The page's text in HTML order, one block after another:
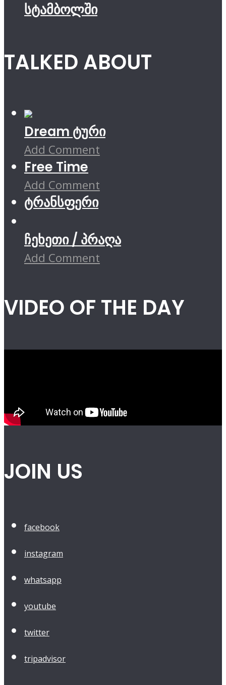
სტამბოლში
TALKED ABOUT
Dream ტური
Add Comment
Free Time
Add Comment
ტრანსფერი
ჩეხეთი / პრაღა
Add Comment
VIDEO OF THE DAY
JOIN US
facebook
instagram
whatsapp
youtube
twitter
tripadvisor